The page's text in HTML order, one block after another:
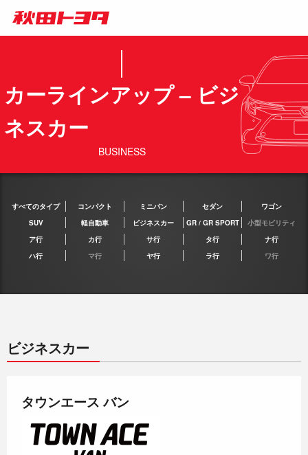
カーラインアップ – ビジ
ネスカー
BUSINESS
すべてのタイプ コンパクト ミニバン セダン
ワゴン
SUV
軽自動車 ビジネスカー GR / GR SPORT
小型モビリティ
ア行
カ行 サ行 タ行
ナ行
ハ行
マ行 ヤ行 ラ行 ワ行
ビジネスカー
タウンエース バン